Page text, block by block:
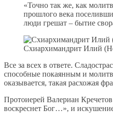
«Точно так же, как
прошлого века
люди грешат – бытие
Схиархимандрит Илий
Все за всех в ответе.
способные покаянным и
оказывается, такая расхожая
Протоиерей Валериан
воскреснет Бог…», и